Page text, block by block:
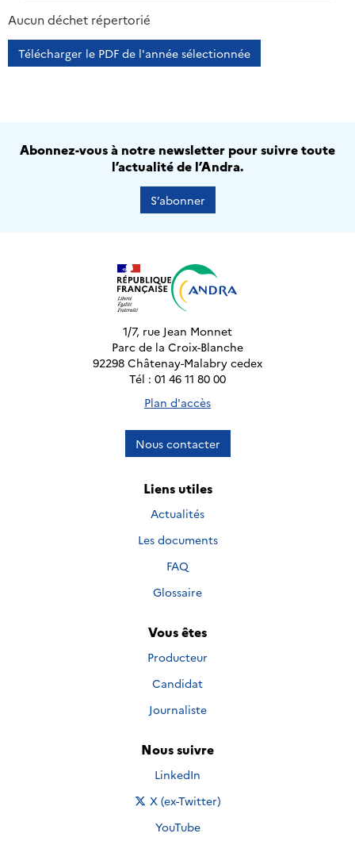
2013 2014
Aucun déchet répertorié
Télécharger le PDF de l'année sélectionnée
Abonnez-vous à notre newsletter pour suivre toute
l’actualité de l’Andra.
S’abonner
1/7, rue Jean Monnet
Parc de la Croix-Blanche
92298 Châtenay-Malabry cedex
Tél : 01 46 11 80 00
Plan d'accès
Nous contacter
Liens utiles
Actualités
Les documents
FAQ
Glossaire
Vous êtes
Producteur
Candidat
Journaliste
Nous suivre
Nous suivre sur
LinkedIn
Nous suivre sur
X (ex-Twitter)
Nous suivre sur
YouTube